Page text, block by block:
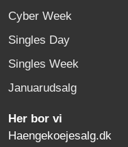
Cyber Week
Singles Day
Singles Week
Januarudsalg
Her bor vi
Haengekoejesalg.dk